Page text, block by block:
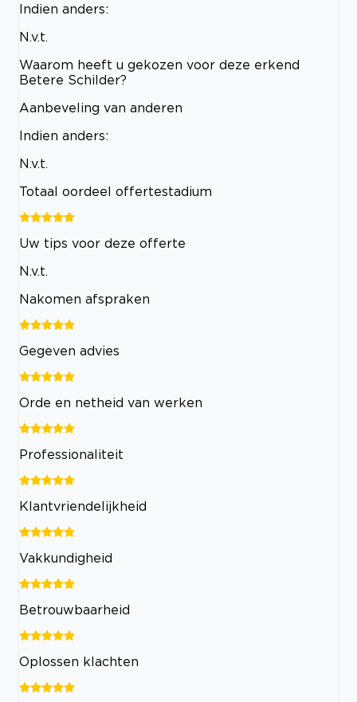
Indien anders:
N.v.t.
Waarom heeft u gekozen voor deze erkend
Betere Schilder?
Aanbeveling van anderen
Indien anders:
N.v.t.
Totaal oordeel offertestadium
Uw tips voor deze offerte
N.v.t.
Nakomen afspraken
Gegeven advies
Orde en netheid van werken
Professionaliteit
Klantvriendelijkheid
Vakkundigheid
Betrouwbaarheid
Oplossen klachten